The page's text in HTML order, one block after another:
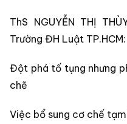
ThS NGUYỄN THỊ
Trường ĐH Luật TP.HCM:
Đột phá tố tụng nhưng
chẽ
Việc bổ sung cơ chế